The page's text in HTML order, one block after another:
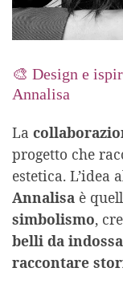
🎨 Design e
Annalisa
La
progetto che
estetica. L’idea
Annalisa è
simbolismo,
belli da
raccontare